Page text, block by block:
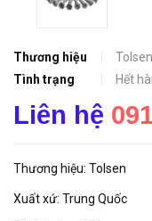
Thương hiệu
Tolsen
Tình trạng
Hết
Liên hệ
Thương hiệu: Tolsen
Xuất xứ: Trung Quốc